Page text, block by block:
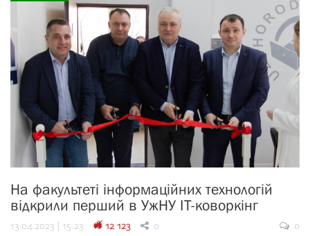
На факультеті інформаційних технологій
відкрили перший в УжНУ ІТ-коворкінг
13.04.2023 | 15:23 12 123 0
0